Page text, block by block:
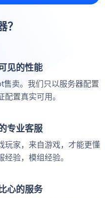
见的性能
卖。我们只以服务器配置
置真实可用。
专业客服
玩家，来自游戏，才能更懂
验，模组经验。
心的服务